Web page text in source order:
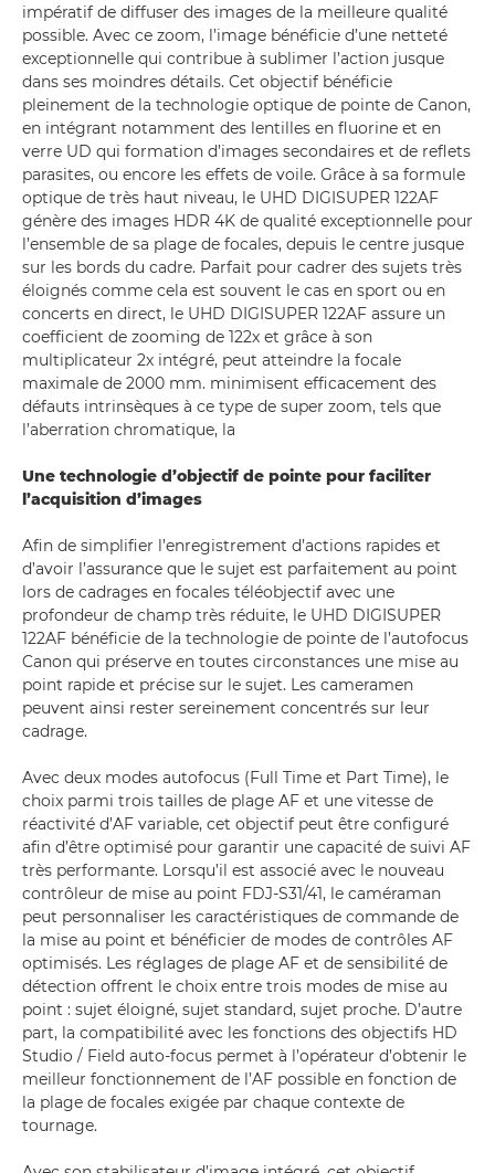
impératif de diffuser des images de la meilleure qualité
possible. Avec ce zoom, l’image bénéficie d’une netteté
exceptionnelle qui contribue à sublimer l’action jusque
dans ses moindres détails. Cet objectif bénéficie
pleinement de la technologie optique de pointe de Canon,
en intégrant notamment des lentilles en fluorine et en
verre UD qui formation d’images secondaires et de reflets
parasites, ou encore les effets de voile. Grâce à sa formule
optique de très haut niveau, le UHD DIGISUPER 122AF
génère des images HDR 4K de qualité exceptionnelle pour
l’ensemble de sa plage de focales, depuis le centre jusque
sur les bords du cadre. Parfait pour cadrer des sujets très
éloignés comme cela est souvent le cas en sport ou en
concerts en direct, le UHD DIGISUPER 122AF assure un
coefficient de zooming de 122x et grâce à son
multiplicateur 2x intégré, peut atteindre la focale
maximale de 2000 mm. minimisent efficacement des
défauts intrinsèques à ce type de super zoom, tels que
l’aberration chromatique, la
Une technologie d’objectif de pointe pour faciliter
l’acquisition d’images
Afin de simplifier l’enregistrement d’actions rapides et
d’avoir l’assurance que le sujet est parfaitement au point
lors de cadrages en focales téléobjectif avec une
profondeur de champ très réduite, le UHD DIGISUPER
122AF bénéficie de la technologie de pointe de l’autofocus
Canon qui préserve en toutes circonstances une mise au
point rapide et précise sur le sujet. Les cameramen
peuvent ainsi rester sereinement concentrés sur leur
cadrage.
Avec deux modes autofocus (Full Time et Part Time), le
choix parmi trois tailles de plage AF et une vitesse de
réactivité d’AF variable, cet objectif peut être configuré
afin d’être optimisé pour garantir une capacité de suivi AF
très performante. Lorsqu’il est associé avec le nouveau
contrôleur de mise au point FDJ-S31/41, le caméraman
peut personnaliser les caractéristiques de commande de
la mise au point et bénéficier de modes de contrôles AF
optimisés. Les réglages de plage AF et de sensibilité de
détection offrent le choix entre trois modes de mise au
point : sujet éloigné, sujet standard, sujet proche. D’autre
part, la compatibilité avec les fonctions des objectifs HD
Studio / Field auto-focus permet à l’opérateur d’obtenir le
meilleur fonctionnement de l’AF possible en fonction de
la plage de focales exigée par chaque contexte de
tournage.